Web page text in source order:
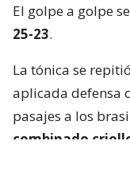
El golpe a golpe
25-23.
La tónica se
aplicada defensa
pasajes a los
combinado